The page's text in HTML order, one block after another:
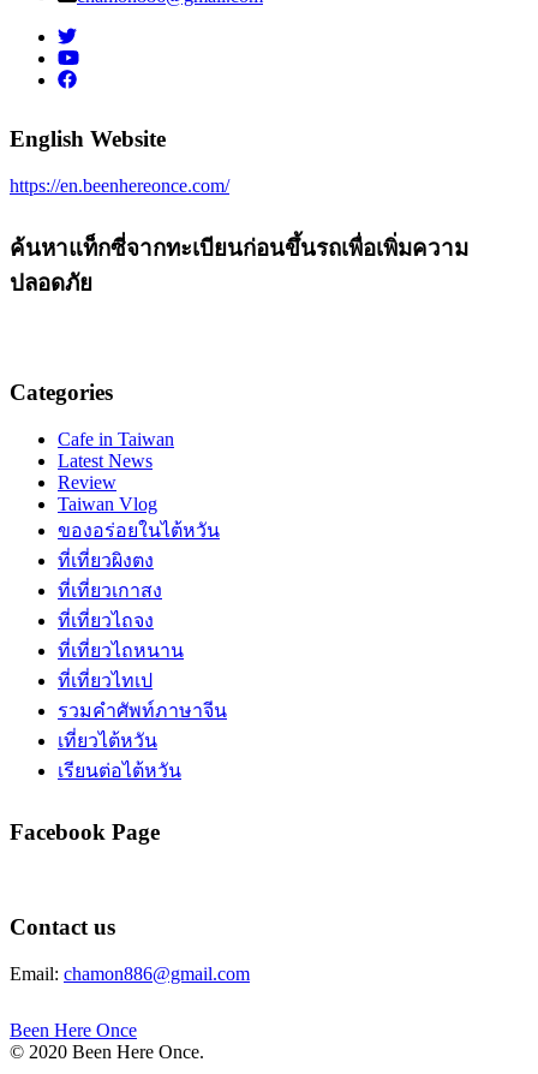
English Website
https://en.beenhereonce.com/
ค้นหาแท็กซี่จากทะเบียนก่อนขึ้นรถเพื่อเพิ่มความ
ปลอดภัย
Categories
Cafe in Taiwan
Latest News
Review
Taiwan Vlog
ของอร่อยในไต้หวัน
ที่เที่ยวผิงตง
ที่เที่ยวเกาสง
ที่เที่ยวไถจง
ที่เที่ยวไถหนาน
ที่เที่ยวไทเป
รวมคำศัพท์ภาษาจีน
เที่ยวไต้หวัน
เรียนต่อไต้หวัน
Facebook Page
Contact us
Email: chamon886@gmail.com
Been Here Once
© 2020 Been Here Once.